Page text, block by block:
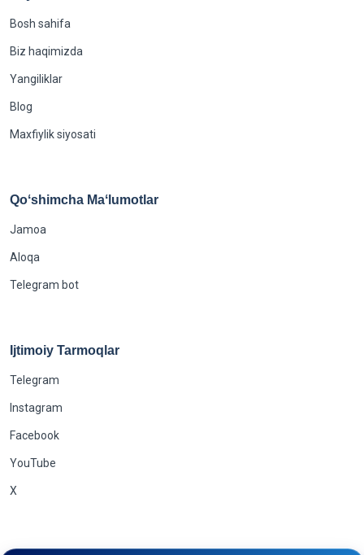
Bosh sahifa
Biz haqimizda
Yangiliklar
Blog
Maxfiylik siyosati
Qoʻshimcha Maʻlumotlar
Jamoa
Aloqa
Telegram bot
Ijtimoiy Tarmoqlar
Telegram
Instagram
Facebook
YouTube
X